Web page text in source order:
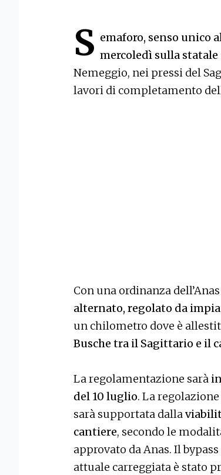
S emaforo, senso unico
mercoledì sulla statale
Nemeggio, nei pressi del
lavori di completamento
Con una ordinanza
alternato, regolato da
un chilometro dove è
Busche tra il Sagittario e il
La regolamentazione sarà
del 10 luglio. La
sarà supportata dalla
cantiere, secondo le
approvato da Anas. Il
attuale carreggiata è stato